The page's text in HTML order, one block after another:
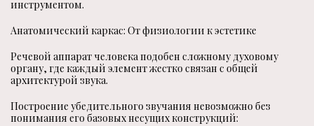
инструментом.
Анатомический каркас: От физиологии к эстетике
Речевой аппарат человека подобен сложному духовому
органу, где каждый элемент жестко связан с общей
архитектурой звука.
Построение убедительного звучания невозможно без
понимания его базовых несущих конструкций: